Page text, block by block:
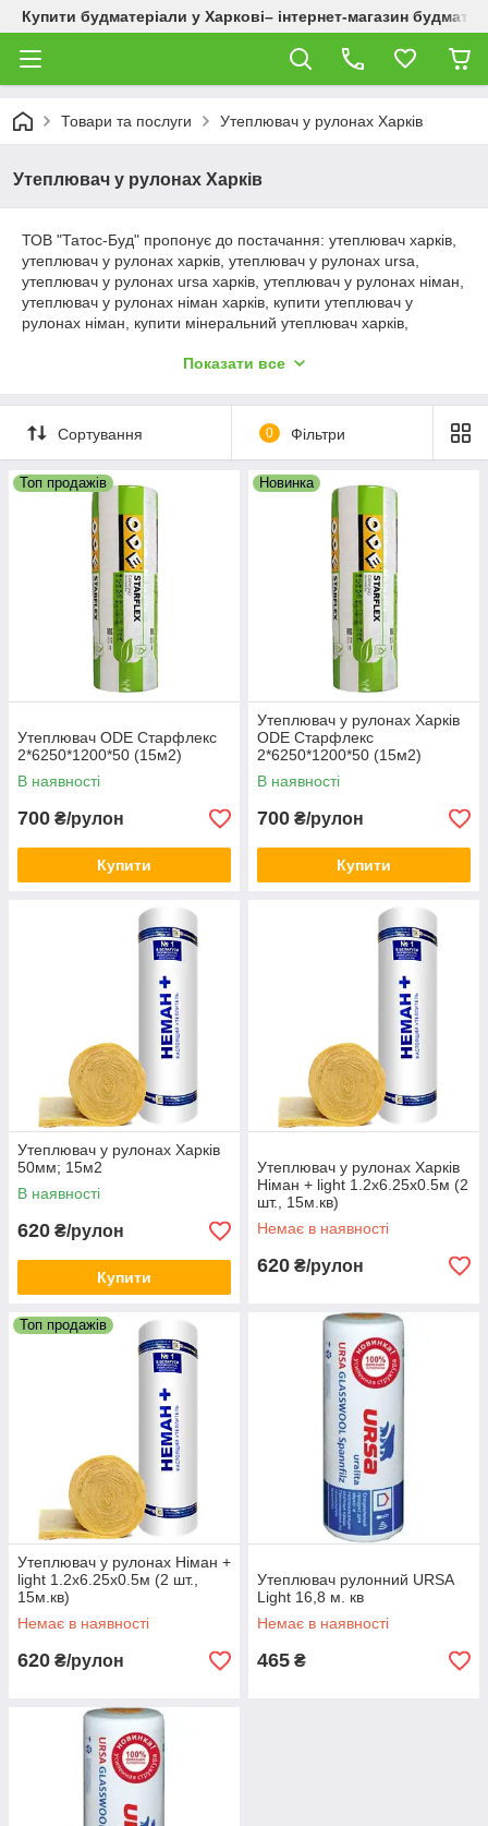
Купити будматеріали у Харкові– інтернет-магазин
Товари та послуги Утеплювач у рулонах Харків
Утеплювач у рулонах Харків
ТОВ "Татос-Буд" пропонує до постачання: утеплювач харків,
утеплювач у рулонах харків, утеплювач у рулонах ursa,
утеплювач у рулонах ursa харків, утеплювач у рулонах німан,
утеплювач у рулонах німан харків, купити утеплювач у
рулонах німан, купити мінеральний утеплювач харків,
утеплювач харків, купити утеплювач харків, базальтовий
утеплювач, мінеральний утеплювач харків, мінераловатний
утеплювач харків, мінеральна вата ціна харків, купити
мінеральна вата харків, утеплювач у рулонах, утеплювач в
утеплювач пр-ва білорусь, утеплювач оптом.
Показати все
Сортування 0 Фільтри
Топ продажів
Утеплювач ODE Старфлекс
2*6250*1200*50 (15м2)
В наявності
700 ₴/рулон
Купити
Новинка
Утеплювач у рулонах Харків
ODE Старфлекс
2*6250*1200*50 (15м2)
В наявності
700 ₴/рулон
Купити
Утеплювач у рулонах Харків
50мм; 15м2
В наявності
620 ₴/рулон
Купити
Утеплювач у рулонах Харків
Німан + light 1.2х6.25х0.5м (2
шт., 15м.кв)
Немає в наявності
620 ₴/рулон
Топ продажів
Утеплювач у рулонах Німан +
light 1.2х6.25х0.5м (2 шт.,
15м.кв)
Немає в наявності
620 ₴/рулон
Утеплювач рулонний URSA
Light 16,8 м. кв
Немає в наявності
465 ₴